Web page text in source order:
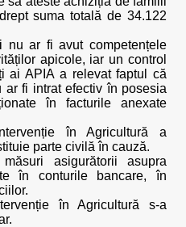
suma totală de 34.122
nu ar fi avut competențele
apicole, iar un control
ai APIA a relevat faptul că
fi intrat efectiv în posesia
în facturile anexate
în Agricultură a
parte civilă în cauză.
asigurătorii asupra
în conturile bancare, în
în Agricultură s-a